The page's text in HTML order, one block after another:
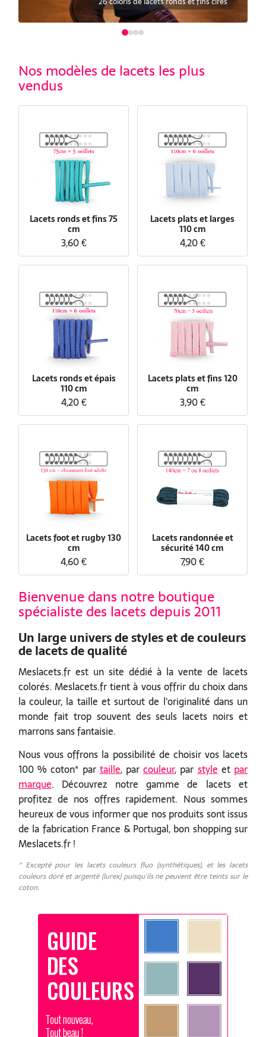
Nos modèles de lacets les plus
vendus
Lacets ronds et fins 75
cm
3,60 €
Lacets plats et larges
110 cm
4,20 €
Lacets ronds et épais
110 cm
4,20 €
Lacets plats et fins 120
cm
3,90 €
Lacets foot et rugby 130
cm
4,60 €
Lacets randonnée et
sécurité 140 cm
7,90 €
Bienvenue dans notre boutique
spécialiste des lacets depuis 2011
Un large univers de styles et de couleurs
de lacets de qualité
Meslacets.fr est un site dédié à la vente de lacets
colorés. Meslacets.fr tient à vous offrir du choix dans
la couleur, la taille et surtout de l'originalité dans un
monde fait trop souvent des seuls lacets noirs et
marrons sans fantaisie.
Nous vous offrons la possibilité de choisir vos lacets
100 % coton* par taille, parcouleur, par style et par
marque. Découvrez notre gamme de lacets et
profitez de nos offres rapidement. Nous sommes
heureux de vous informer que nos produits sont issus
de la fabrication France & Portugal, bon shopping sur
Meslacets.fr !
* Excepté pour les lacets couleurs fluo (synthétiques), et les lacets
couleurs doré et argenté (lurex) puisqu'ils ne peuvent être teints sur le
coton.